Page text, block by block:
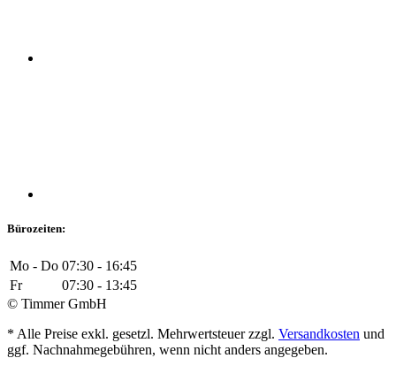
Bürozeiten:
Mo - Do 07:30 - 16:45
Fr
07:30 - 13:45
© Timmer GmbH
* Alle Preise exkl. gesetzl. Mehrwertsteuer zzgl. Versandkosten und
ggf. Nachnahmegebühren, wenn nicht anders angegeben.